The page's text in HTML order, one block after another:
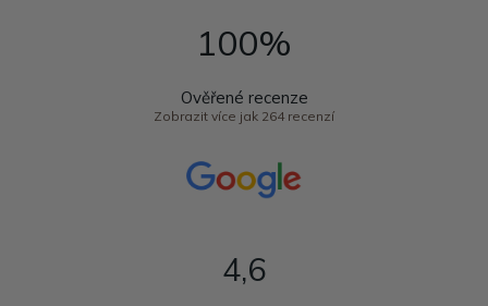
100%
Ověřené recenze
Zobrazit více jak 264 recenzí
4,6